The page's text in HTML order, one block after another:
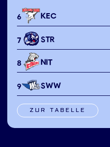
6 KEC
7 STR
8 NIT
9 SWW
ZUR TABELLE